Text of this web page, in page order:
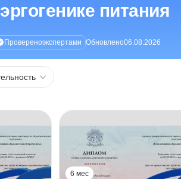
питания
Провереноэкспертами Обновлено06.08.2026
6 мес